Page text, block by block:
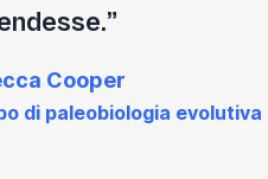
Cooper
di paleobiologia